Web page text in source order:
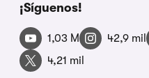
¡Síguenos!
1,03 M 42,9 mil
4,21 mil